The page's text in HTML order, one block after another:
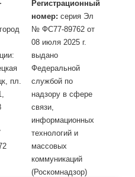
пл.
Регистрационный
номер: серия Эл
№ ФС77-89762 от
08 июля 2025 г.
выдано
Федеральной
службой по
надзору в сфере
связи,
информационных
технологий и
массовых
коммуникаций
(Роскомнадзор)